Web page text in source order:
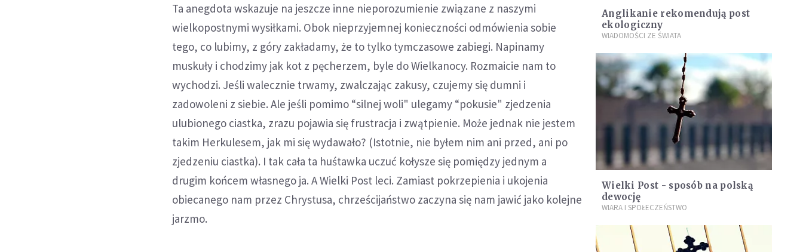
Ta anegdota wskazuje na jeszcze inne nieporozumienie związane z naszymi
wielkopostnymi wysiłkami. Obok nieprzyjemnej konieczności odmówienia sobie
tego, co lubimy, z góry zakładamy, że to tylko tymczasowe zabiegi. Napinamy
muskuły i chodzimy jak kot z pęcherzem, byle do Wielkanocy. Rozmaicie nam to
wychodzi. Jeśli walecznie trwamy, zwalczając zakusy, czujemy się dumni i
zadowoleni z siebie. Ale jeśli pomimo “silnej woli" ulegamy “pokusie" zjedzenia
ulubionego ciastka, zrazu pojawia się frustracja i zwątpienie. Może jednak nie jestem
takim Herkulesem, jak mi się wydawało? (Istotnie, nie byłem nim ani przed, ani po
zjedzeniu ciastka). I tak cała ta huśtawka uczuć kołysze się pomiędzy jednym a
drugim końcem własnego ja. A Wielki Post leci. Zamiast pokrzepienia i ukojenia
obiecanego nam przez Chrystusa, chrześcijaństwo zaczyna się nam jawić jako kolejne
jarzmo.
Anglikanie rekomendują post
ekologiczny
WIADOMOŚCI ZE ŚWIATA
Wielki Post - sposób na polską
dewocję
WIARA I SPOŁECZEŃSTWO